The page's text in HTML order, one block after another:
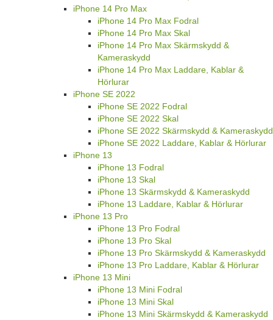
iPhone 14 Pro Max
iPhone 14 Pro Max Fodral
iPhone 14 Pro Max Skal
iPhone 14 Pro Max Skärmskydd &
Kameraskydd
iPhone 14 Pro Max Laddare, Kablar &
Hörlurar
iPhone SE 2022
iPhone SE 2022 Fodral
iPhone SE 2022 Skal
iPhone SE 2022 Skärmskydd & Kameraskydd
iPhone SE 2022 Laddare, Kablar & Hörlurar
iPhone 13
iPhone 13 Fodral
iPhone 13 Skal
iPhone 13 Skärmskydd & Kameraskydd
iPhone 13 Laddare, Kablar & Hörlurar
iPhone 13 Pro
iPhone 13 Pro Fodral
iPhone 13 Pro Skal
iPhone 13 Pro Skärmskydd & Kameraskydd
iPhone 13 Pro Laddare, Kablar & Hörlurar
iPhone 13 Mini
iPhone 13 Mini Fodral
iPhone 13 Mini Skal
iPhone 13 Mini Skärmskydd & Kameraskydd